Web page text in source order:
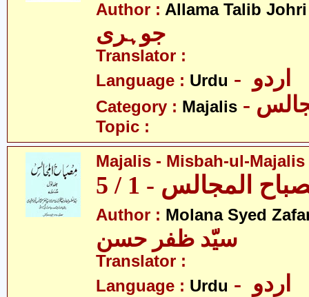
Author : Allama Talib Johri
جوہری
Translator :
Language : Urdu
Category : Majalis
Topic :
Majalis - Misbah-ul-Majalis
المجالس - 1 / 5
Author : Molana Syed
سیّد ظفر حسن
Translator :
Language : Urdu